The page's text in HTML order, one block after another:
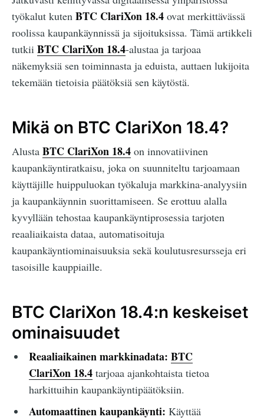
työkalut kuten BTC ClariXon 18.4 ovat merkittävässä
roolissa kaupankäynnissä ja sijoituksissa. Tämä artikkeli
tutkii BTC ClariXon 18.4-alustaa ja tarjoaa
näkemyksiä sen toiminnasta ja eduista, auttaen lukijoita
tekemään tietoisia päätöksiä sen käytöstä.
Mikä on BTC ClariXon 18.4?
Alusta BTC ClariXon 18.4 on innovatiivinen
kaupankäyntiratkaisu, joka on suunniteltu tarjoamaan
käyttäjille huippuluokan työkaluja markkina-analyysiin
ja kaupankäynnin suorittamiseen. Se erottuu alalla
kyvyllään tehostaa kaupankäyntiprosessia tarjoten
reaaliaikaista dataa, automatisoituja
kaupankäyntiominaisuuksia sekä koulutusresursseja eri
tasoisille kauppiaille.
BTC ClariXon 18.4:n keskeiset
ominaisuudet
Reaaliaikainen markkinadata: BTC
ClariXon 18.4tarjoaa ajankohtaista tietoa
harkittuihin kaupankäyntipäätöksiin.
Automaattinen kaupankäynti: Käyttää